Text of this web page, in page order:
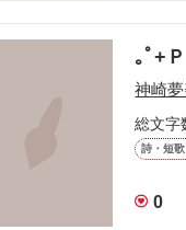
たくさんの気持ちと思い
｡ﾟ+
神崎
総文字
詩・短
0